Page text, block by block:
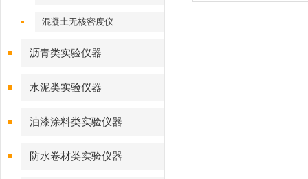
混凝土无核密度仪
沥青类实验仪器
水泥类实验仪器
油漆涂料类实验仪器
防水卷材类实验仪器